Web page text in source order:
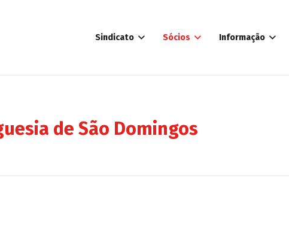
Sindicato Sócios Informação
de São Domingos